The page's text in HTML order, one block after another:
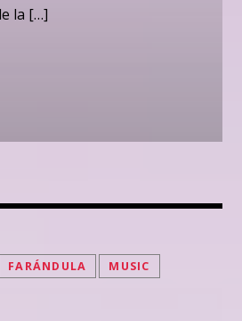
la […]
FARÁNDULA
MUSIC